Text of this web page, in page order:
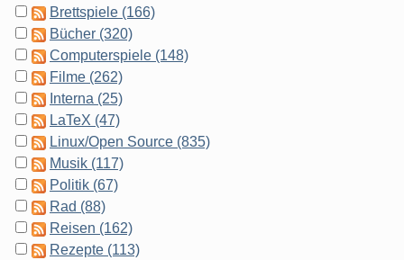
Brettspiele (166)
Bücher (320)
Computerspiele (148)
Filme (262)
Interna (25)
LaTeX (47)
Linux/Open Source (835)
Musik (117)
Politik (67)
Rad (88)
Reisen (162)
Rezepte (113)